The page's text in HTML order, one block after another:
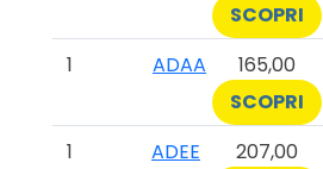
SCOPRI
1
ADAA 165,00
SCOPRI
1
ADEE 207,00